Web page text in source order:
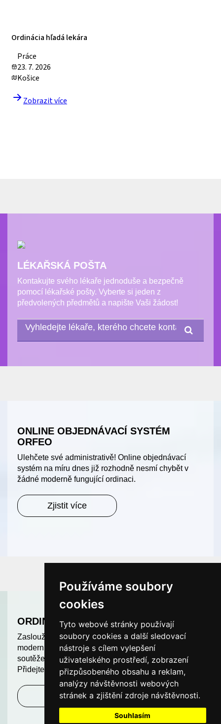
Používáme soubory
cookies
Tyto webové stránky používají
soubory cookies a další sledovací
nástroje s cílem vylepšení
uživatelského prostředí, zobrazení
přizpůsobeného obsahu a reklam,
analýzy návštěvnosti webových
stránek a zjištění zdroje návštěvnosti.
Souhlasím
LÉKAŘSKÁ POŠTA
Kontakujte svého lékaře jednoduše a bezpečně
pomocí lékařské pošty. Vyberte si jeden z
předvolených předmětů a napište Vaši žádost!
ONLINE OBJEDNÁVACÍ SYSTÉM
ORFEO
Ulehčete své administrativě! Online objednávací
systém na míru dnes již rozhodně nesmí chybět v
žádné moderně fungující ordinaci.
Zjistit více
ORDINACE ROKU
Zasloužíte si uznání. Odměňujeme nejlepší a
moderní ordinace v České republice. Další ročník
soutěže ORDINACE ROKU je v plném proudu.
Přidejte se k nám a soutěžte o hodnotné ceny!
Zjistit více